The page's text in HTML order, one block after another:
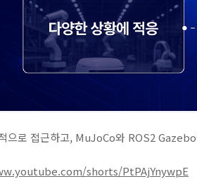
으로 접근하고, MuJoCo와 ROS2
shorts/PtPAjYnywpE